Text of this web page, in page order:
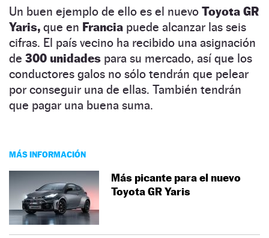
Un buen ejemplo de ello es el nuevo Toyota GR
Yaris, que en Francia puede alcanzar las seis
cifras. El país vecino ha recibido una asignación
de 300 unidades para su mercado, así que los
conductores galos no sólo tendrán que pelear
por conseguir una de ellas. También tendrán
que pagar una buena suma.
MÁS INFORMACIÓN
Más picante para el nuevo
Toyota GR Yaris